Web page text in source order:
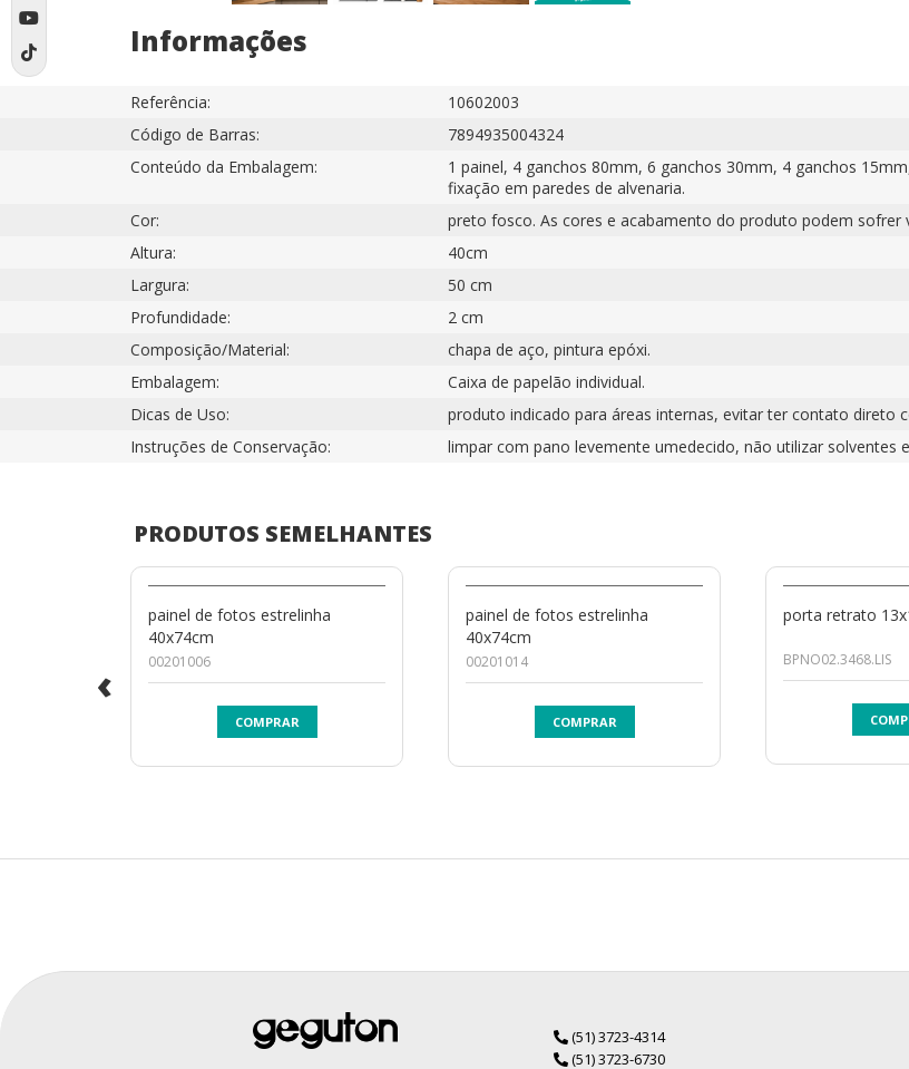
Informações
Referência:
10602003
Código de Barras:
7894935004324
Conteúdo da Embalagem:
1 painel, 4 ganchos 80mm, 6 ganchos 30mm, 4 ganchos
fixação em paredes de alvenaria.
Cor:
preto fosco. As cores e acabamento do produto podem
Altura:
40cm
Largura:
50 cm
Profundidade:
2 cm
Composição/Material:
chapa de aço, pintura epóxi.
Embalagem:
Caixa de papelão individual.
Dicas de Uso:
produto indicado para áreas internas, evitar ter contato direto
Instruções de Conservação:
limpar com pano levemente umedecido, não utilizar solventes
PRODUTOS SEMELHANTES
painel de fotos estrelinha
40x74cm
00201006
COMPRAR
painel de fotos estrelinha
40x74cm
00201014
COMPRAR
porta retrato
BPNO02.3468.LIS
‹
(51) 3723-4314
(51) 3723-6730